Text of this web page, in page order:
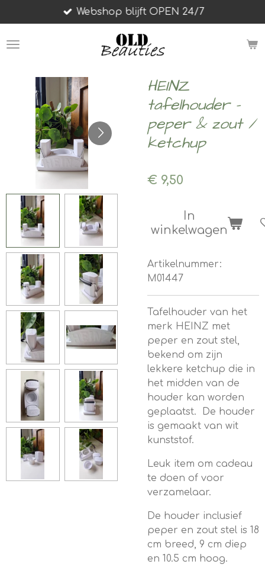
direct
naar
Webshop blijft OPEN 24/7
HEINZ
tafelhouder -
peper & zout /
ketchup
€ 9,50
In
winkelwagen
Artikelnummer:
M01447
Tafelhouder van het
merk HEINZ met
peper en zout stel,
bekend om zijn
lekkere ketchup die in
het midden van de
houder kan worden
geplaatst. De houder
is gemaakt van wit
kunststof.
Leuk item om cadeau
te doen of voor
verzamelaar.
De houder inclusief
peper en zout stel is 18
cm breed, 9 cm diep
en 10.5 cm hoog.